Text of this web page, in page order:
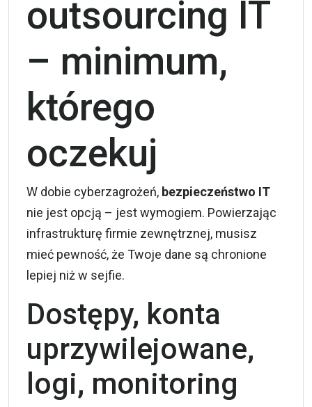
outsourcing IT
– minimum,
którego
oczekuj
W dobie cyberzagrożeń, bezpieczeństwo IT
nie jest opcją – jest wymogiem. Powierzając
infrastrukturę firmie zewnętrznej, musisz
mieć pewność, że Twoje dane są chronione
lepiej niż w sejfie.
Dostępy, konta
uprzywilejowane,
logi, monitoring